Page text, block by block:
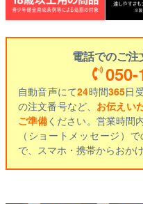
電話でのご
自動音声にて24時間365日
の注文番号など、 お伝えい
ご準備ください。営業時間
（ショートメッセージ）
で、スマホ・携帯からおかけ